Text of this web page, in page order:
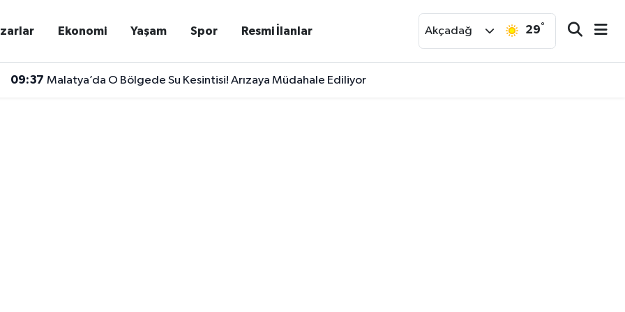
Ekonomi Yaşam Spor Resmi İlanlar Akçadağ 29°
09:37 Malatya’da O Bölgede Su Kesintisi! Arızaya Müdahale Ediliyor